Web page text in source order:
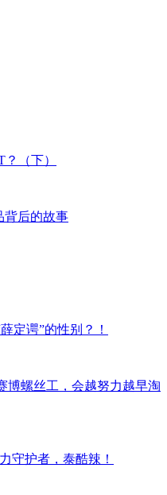
（下）
背后的故事
定谔”的性别？！
博螺丝工，会越努力越早淘
守护者，泰酷辣！